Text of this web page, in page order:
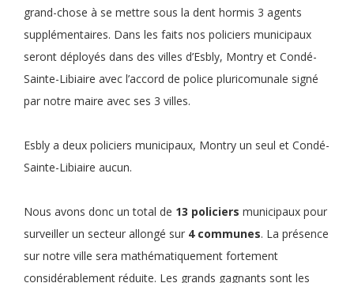
grand-chose à se mettre sous la dent hormis 3 agents
supplémentaires. Dans les faits nos policiers municipaux
seront déployés dans des villes d’Esbly, Montry et Condé-
Sainte-Libiaire avec l’accord de police pluricomunale signé
par notre maire avec ses 3 villes.
Esbly a deux policiers municipaux, Montry un seul et Condé-
Sainte-Libiaire aucun.
Nous avons donc un total de 13 policiers municipaux pour
surveiller un secteur allongé sur 4 communes. La présence
sur notre ville sera mathématiquement fortement
considérablement réduite. Les grands gagnants sont les